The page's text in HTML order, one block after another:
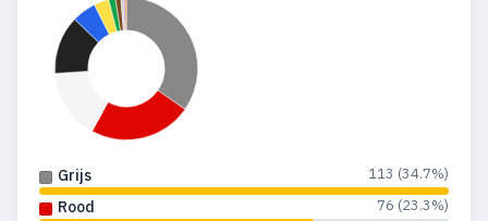
Grijs 113 (34.7%)
Rood 76 (23.3%)